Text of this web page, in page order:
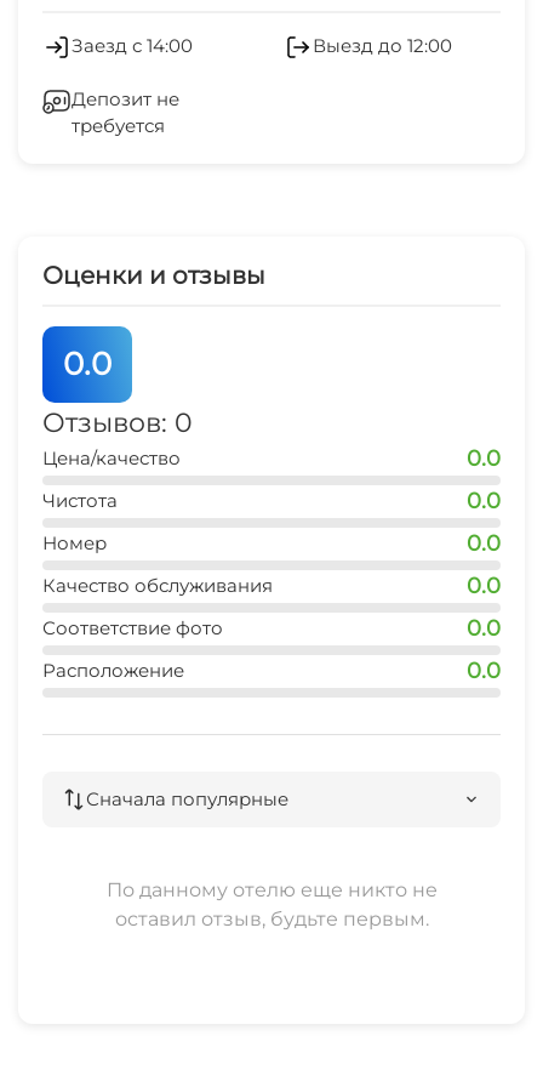
презентаций
Лифт
Камера хранения
Сейф
Отопление
Гладильные принадлежности
Аптека
Семейные номера
Прокат велосипедов
Заезд с 14:00 Выезд до 12:00
Депозит не
требуется
Оценки и отзывы
0.0
Отзывов: 0
Цена/качество 0.0
Чистота 0.0
Номер 0.0
Качество обслуживания 0.0
Соответствие фото 0.0
Расположение 0.0
Сначала популярные
По данному отелю еще никто не
оставил отзыв, будьте первым.